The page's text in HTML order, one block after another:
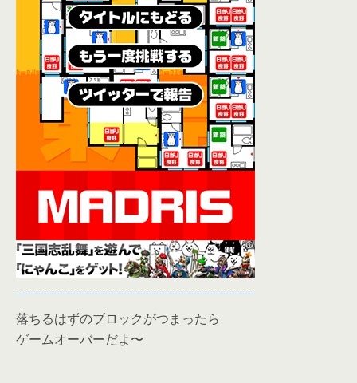
落ちるはずのブロックがつまったら
ゲームオーバーだよ〜